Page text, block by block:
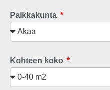
Paikkakunta
Kohteen koko